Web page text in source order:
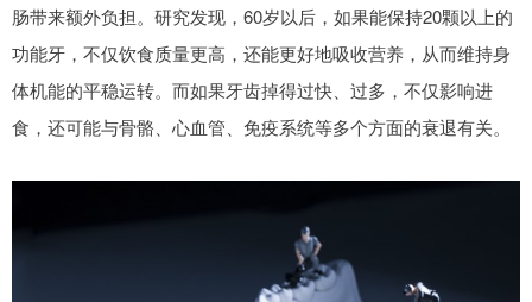
肠带来额外负担。研究发现，60岁以后，如果能保持20颗以上的
功能牙，不仅饮食质量更高，还能更好地吸收营养，从而维持身
体机能的平稳运转。而如果牙齿掉得过快、过多，不仅影响进
食，还可能与骨骼、心血管、免疫系统等多个方面的衰退有关。